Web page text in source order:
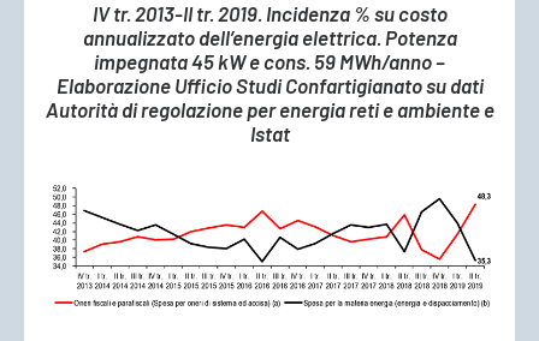
IV tr. 2013-II tr. 2019. Incidenza % su costo
annualizzato dell’energia elettrica. Potenza
impegnata 45 kW e cons. 59 MWh/anno –
Elaborazione Ufficio Studi Confartigianato su dati
Autorità di regolazione per energia reti e ambiente e
Istat